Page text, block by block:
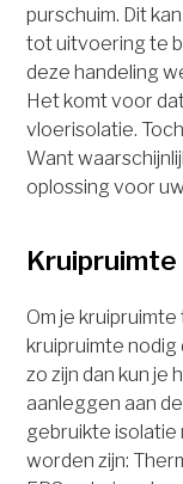
purschuim. Dit
tot uitvoering te
deze handeling
Het komt voor
vloerisolatie.
Want
oplossing voor
Om je
kruipruimte nodig
zo zijn dan kun je
aanleggen aan
gebruikte
worden zijn: